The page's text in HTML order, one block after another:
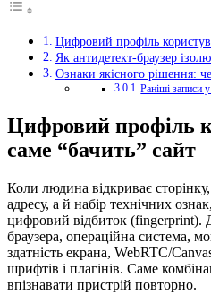
Цифровий профіль
Як антидетект-браузер
Ознаки якісного рішення:
Раніші записи у
Цифровий профіль
саме “бачить” сайт
Коли людина відкриває
адресу, а й набір технічних
цифровий відбиток (fingerprint).
браузера, операційна система,
здатність екрана, WebRTC/
шрифтів і плагінів. Саме
впізнавати пристрій повторно.